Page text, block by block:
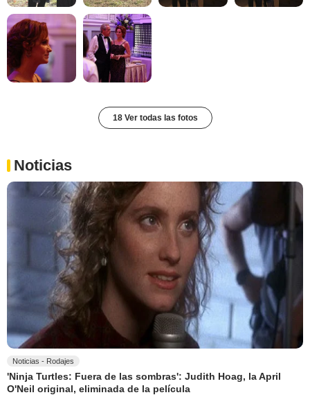
18 Ver todas las fotos
Noticias
Noticias - Rodajes
'Ninja Turtles: Fuera de las sombras': Judith Hoag, la April
O'Neil original, eliminada de la película